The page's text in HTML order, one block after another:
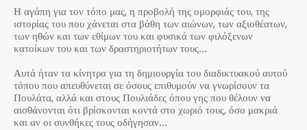
Η αγάπη για τον τόπο μας, η προβολή της ομορφιάς του, της
ιστορίας του που χάνεται στα βάθη των αιώνων, των αξιοθέατων,
των ηθών και των εθίμων του και φυσικά των φιλόξενων
κατοίκων του και των δραστηριοτήτων τους…
Αυτά ήταν τα κίνητρα για τη δημιουργία του διαδικτυακού αυτού
τόπου που απευθύνεται σε όσους επιθυμούν να γνωρίσουν τα
Πουλάτα, αλλά και στους Πουλιάδες όπου γης που θέλουν να
αισθάνονται ότι βρίσκονται κοντά στο χωριό τους, όσο μακριά
και αν οι συνθήκες τους οδήγησαν…